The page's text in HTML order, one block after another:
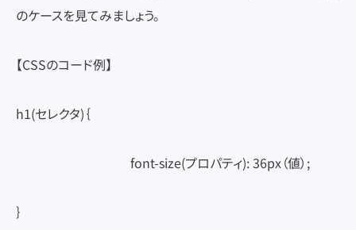
のケースを見てみましょう。
【CSSのコード例】
h1(セレクタ)｛
font-size(プロパティ): 36px（値）;
｝